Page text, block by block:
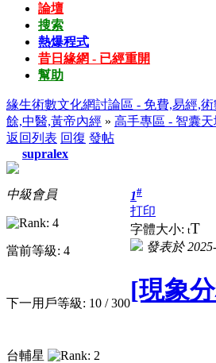
論壇
搜索
熱爆程式
昔日緣網 - 已經重開
幫助
緣生術數文化網討論區 - 免費,易經,
餘,中醫,黃帝內經 » 高手專區 - 智囊天
返回列表 回復 發帖
supralex
中級會員
當前等級: 4
下一用戶等級: 10 / 300
台輔星
1#
打印
字體大小: tT
發表於
[現象